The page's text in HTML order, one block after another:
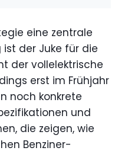
eine zentrale
der Juke für die
der vollelektrische
erst im Frühjahr
noch konkrete
und
die zeigen, wie
Benziner-